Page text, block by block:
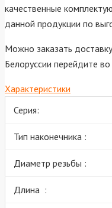
качественные
данной продукции по
Можно заказать
Белоруссии перейдите во
Характеристики
Серия:
Тип наконечника :
Диаметр резьбы :
Длина :